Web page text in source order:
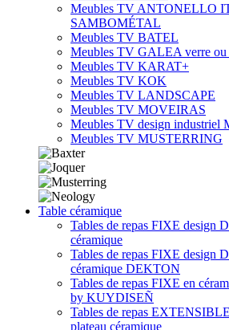
Meubles TV ANTONELLO
SAMBOMÉTAL
Meubles TV BATEL
Meubles TV GALEA verre ou
Meubles TV KARAT+
Meubles TV KOK
Meubles TV LANDSCAPE
Meubles TV MOVEIRAS
Meubles TV design industriel
Meubles TV MUSTERRING
Table céramique
Tables de repas FIXE design
céramique
Tables de repas FIXE design
céramique DEKTON
Tables de repas FIXE en
by KUYDISEÑ
Tables de repas
plateau céramique